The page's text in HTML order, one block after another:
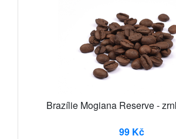
Brazílie Mogiana Reserve -
99 Kč